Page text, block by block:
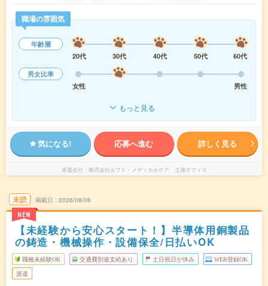
職場の雰囲気
年齢層
20代
30代 40代 50代
60代
男女比率
女性
男性
もっと見る
気になる! 応募へ進む 詳しく見る
派遣会社 株式会社ルフト・メディカルケア 土浦オフィス
未読
NEW
掲載日 2026/08/06
【未経験から安心スタート！】半導体用銅製品
の鋳造・機械操作・設備保全/日払いOK
職種未経験OK 交通費別途支給あり 土日祝日が休み WEB登録OK
派遣